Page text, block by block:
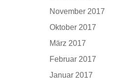
November 2017
Oktober 2017
März 2017
Februar 2017
Januar 2017